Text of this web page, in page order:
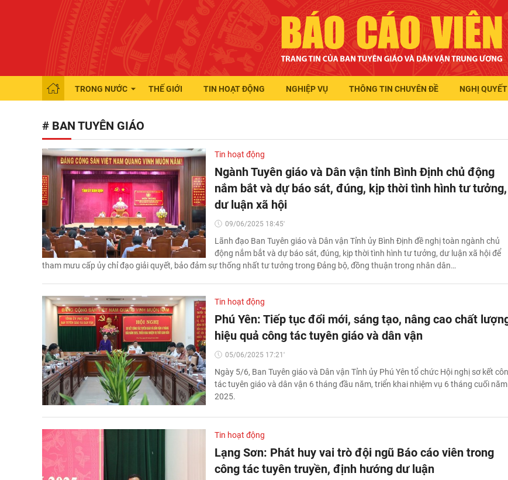
TRONG NƯỚC THẾ GIỚI TIN HOẠT ĐỘNG NGHIỆP VỤ THÔNG TIN CHUYÊN ĐỀ NGHỊ
# BAN TUYÊN GIÁO
Tin hoạt động
Ngành Tuyên giáo và Dân vận tỉnh Bình Định chủ động
nắm bắt và dự báo sát, đúng, kịp thời tình hình tư tưởng,
dư luận xã hội
09/06/2025 18:45'
Lãnh đạo Ban Tuyên giáo và Dân vận Tỉnh ủy Bình Định đề nghị toàn ngành chủ
động nắm bắt và dự báo sát, đúng, kịp thời tình hình tư tưởng, dư luận xã hội để
tham mưu cấp ủy chỉ đạo giải quyết, bảo đảm sự thống nhất tư tưởng trong Đảng bộ, đồng thuận trong nhân dân…
Tin hoạt động
Phú Yên: Tiếp tục đổi mới, sáng tạo, nâng cao chất
hiệu quả công tác tuyên giáo và dân vận
05/06/2025 17:21'
Ngày 5/6, Ban Tuyên giáo và Dân vận Tỉnh ủy Phú Yên tổ chức Hội nghị sơ kết
tác tuyên giáo và dân vận 6 tháng đầu năm, triển khai nhiệm vụ 6 tháng cuối năm
2025.
Tin hoạt động
Lạng Sơn: Phát huy vai trò đội ngũ Báo cáo viên trong
công tác tuyên truyền, định hướng dư luận